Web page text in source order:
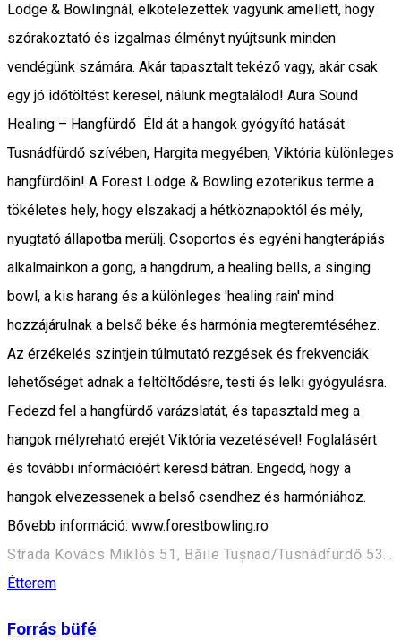
Lodge & Bowlingnál, elkötelezettek vagyunk amellett, hogy
szórakoztató és izgalmas élményt nyújtsunk minden
vendégünk számára. Akár tapasztalt tekéző vagy, akár csak
egy jó időtöltést keresel, nálunk megtalálod! Aura Sound
Healing – Hangfürdő Éld át a hangok gyógyító hatását
Tusnádfürdő szívében, Hargita megyében, Viktória különleges
hangfürdőin! A Forest Lodge & Bowling ezoterikus terme a
tökéletes hely, hogy elszakadj a hétköznapoktól és mély,
nyugtató állapotba merülj. Csoportos és egyéni hangterápiás
alkalmainkon a gong, a hangdrum, a healing bells, a singing
bowl, a kis harang és a különleges 'healing rain' mind
hozzájárulnak a belső béke és harmónia megteremtéséhez.
Az érzékelés szintjein túlmutató rezgések és frekvenciák
lehetőséget adnak a feltöltődésre, testi és lelki gyógyulásra.
Fedezd fel a hangfürdő varázslatát, és tapasztald meg a
hangok mélyreható erejét Viktória vezetésével! Foglalásért
és további információért keresd bátran. Engedd, hogy a
hangok elvezessenek a belső csendhez és harmóniához.
Bővebb információ: www.forestbowling.ro
Strada Kovács Miklós 51, Băile Tușnad/Tusnádfürdő 535100, Romania
Étterem
Forrás büfé